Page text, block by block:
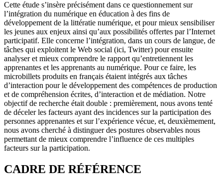
Cette étude s’insère précisément dans ce questionnement sur
l’intégration du numérique en éducation à des fins de
développement de la littératie numérique, et pour mieux sensibiliser
les jeunes aux enjeux ainsi qu’aux possibilités offertes par l’Internet
participatif. Elle concerne l’intégration, dans un cours de langue, de
tâches qui exploitent le Web social (ici, Twitter) pour ensuite
analyser et mieux comprendre le rapport qu’entretiennent les
apprenantes et les apprenants au numérique. Pour ce faire, les
microbillets produits en français étaient intégrés aux tâches
d’interaction pour le développement des compétences de production
et de compréhension écrites, d’interaction et de médiation. Notre
objectif de recherche était double : premièrement, nous avons tenté
de déceler les facteurs ayant des incidences sur la participation des
personnes apprenantes et sur l’expérience vécue, et, deuxièmement,
nous avons cherché à distinguer des postures observables nous
permettant de mieux comprendre l’influence de ces multiples
facteurs sur la participation.
CADRE DE RÉFÉRENCE